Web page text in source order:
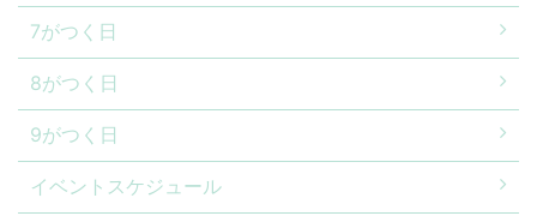
7がつく日
8がつく日
9がつく日
イベントスケジュール